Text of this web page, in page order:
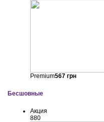
Premium567грн
Бесшовные
Акция
880